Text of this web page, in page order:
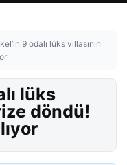
9 odalı lüks villasının
lüks
döndü!